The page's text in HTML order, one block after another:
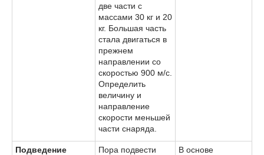
две части с
массами 30 кг и 20
кг. Большая часть
стала двигаться в
прежнем
направлении со
скоростью 900 м/с.
Определить
величину и
направление
скорости меньшей
части снаряда.
Подведение
Пора подвести
В основе